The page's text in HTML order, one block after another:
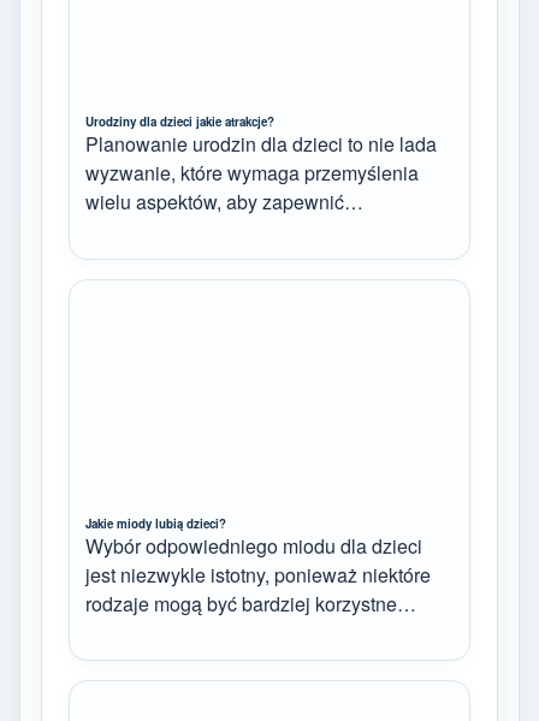
Urodziny dla dzieci jakie atrakcje?
Planowanie urodzin dla dzieci to nie lada
wyzwanie, które wymaga przemyślenia
wielu aspektów, aby zapewnić…
Jakie miody lubią dzieci?
Wybór odpowiedniego miodu dla dzieci
jest niezwykle istotny, ponieważ niektóre
rodzaje mogą być bardziej korzystne…